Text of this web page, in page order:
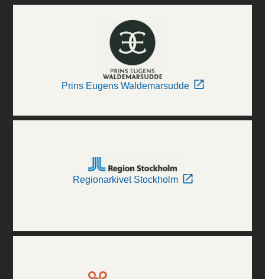
Prins Eugens Waldemarsudde
Regionarkivet Stockholm